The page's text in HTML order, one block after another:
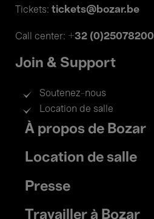
Tickets: tickets@bozar.be
Call center: +32 (0)25078200
Join & Support
Soutenez-nous
Location de salle
Footer
menu
À propos de Bozar
Location de salle
Presse
Travailler à Bozar